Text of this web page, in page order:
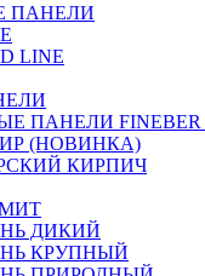
ПАНЕЛИ
LINE
(НОВИНКА)
КИРПИЧ
ДИКИЙ
КРУПНЫЙ